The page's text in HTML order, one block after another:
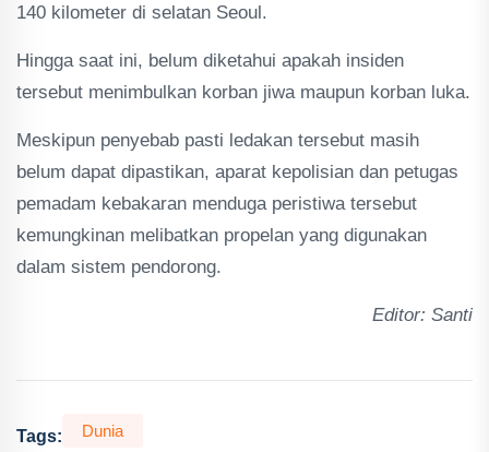
140 kilometer di selatan Seoul.
Hingga saat ini, belum diketahui apakah insiden
tersebut menimbulkan korban jiwa maupun korban luka.
Meskipun penyebab pasti ledakan tersebut masih
belum dapat dipastikan, aparat kepolisian dan petugas
pemadam kebakaran menduga peristiwa tersebut
kemungkinan melibatkan propelan yang digunakan
dalam sistem pendorong.
Editor: Santi
Tags: Dunia